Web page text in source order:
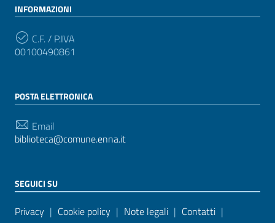
INFORMAZIONI
C.F. / P.IVA
00100490861
POSTA ELETTRONICA
Email
biblioteca@comune.enna.it
SEGUICI SU
Sezione Link Utili
Privacy | Cookie policy | Note legali | Contatti |